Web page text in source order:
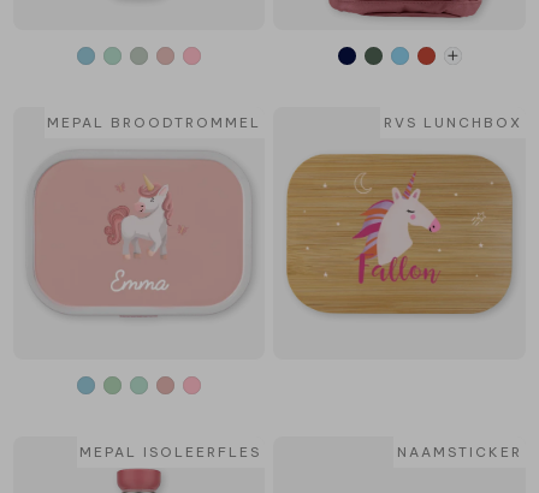
MEPAL BROODTROMMEL RVS LUNCHBOX
MEPAL ISOLEERFLES NAAMSTICKER